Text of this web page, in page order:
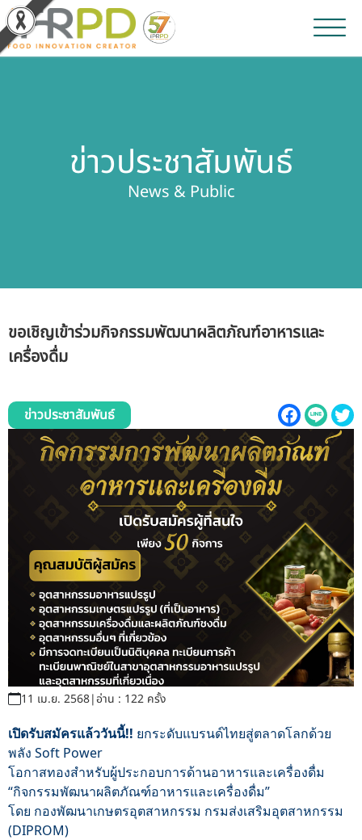
ผลิตภัณฑ์และจำหน่าย
เกี่ยวกับสถาบัน
บุคลากรสถาบัน
ระบบสารสนเทศ (ใน)
ติดต่อเรา
สายตรงผู้บริหาร
ข่าวประชาสัมพันธ์
News & Public
ขอเชิญเข้าร่วมกิจกรรมพัฒนาผลิตภัณฑ์อาหารและ
เครื่องดื่ม
ข่าวประชาสัมพันธ์
11 เม.ย. 2568|อ่าน : 122 ครั้ง
เปิดรับสมัครแล้ววันนี้!! ยกระดับแบรนด์ไทยสู่ตลาดโลกด้วย
พลัง Soft Power
โอกาสทองสำหรับผู้ประกอบการด้านอาหารและเครื่องดื่ม
“กิจกรรมพัฒนาผลิตภัณฑ์อาหารและเครื่องดื่ม”
โดย กองพัฒนาเกษตรอุตสาหกรรม กรมส่งเสริมอุตสาหกรรม
(DIPROM)